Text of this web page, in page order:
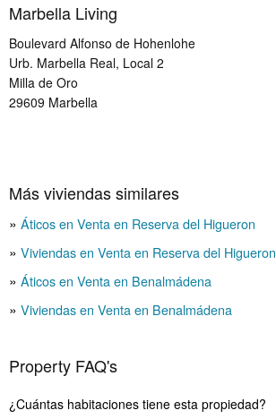
Marbella Living
Boulevard Alfonso de Hohenlohe
Urb. Marbella Real, Local 2
Milla de Oro
29609 Marbella
Más viviendas similares
Áticos en Venta en Reserva del Higueron
Viviendas en Venta en Reserva del Higueron
Áticos en Venta en Benalmádena
Viviendas en Venta en Benalmádena
Property FAQ's
¿Cuántas habitaciones tiene esta propiedad?